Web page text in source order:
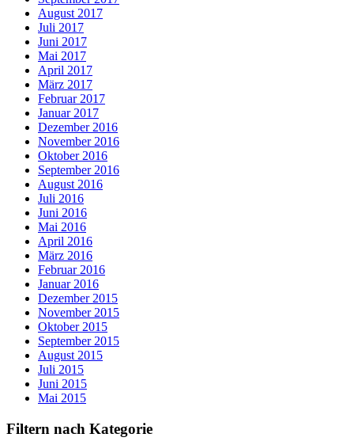
August 2017
Juli 2017
Juni 2017
Mai 2017
April 2017
März 2017
Februar 2017
Januar 2017
Dezember 2016
November 2016
Oktober 2016
September 2016
August 2016
Juli 2016
Juni 2016
Mai 2016
April 2016
März 2016
Februar 2016
Januar 2016
Dezember 2015
November 2015
Oktober 2015
September 2015
August 2015
Juli 2015
Juni 2015
Mai 2015
Filtern nach Kategorie